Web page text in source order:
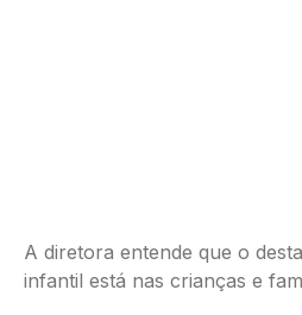
A diretora entende que o
infantil está nas crianças e